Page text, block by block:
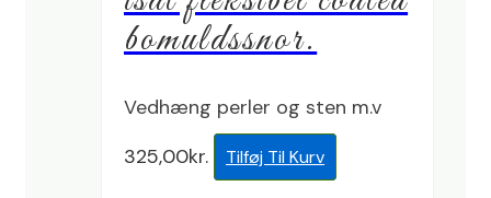
bomuldssnor.
Vedhæng perler og sten m.v
325,00kr. Tilføj Til Kurv